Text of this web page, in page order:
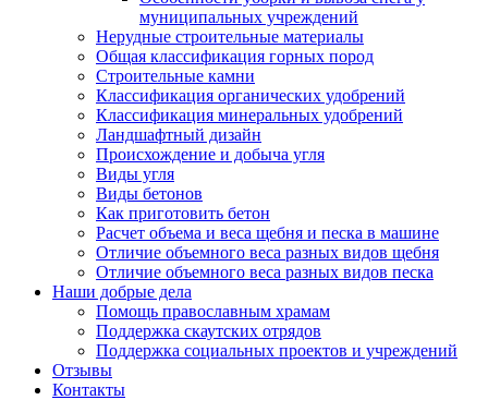
муниципальных учреждений
Нерудные строительные материалы
Общая классификация горных пород
Строительные камни
Классификация органических удобрений
Классификация минеральных удобрений
Ландшафтный дизайн
Происхождение и добыча угля
Виды угля
Виды бетонов
Как приготовить бетон
Расчет объема и веса щебня и песка в машине
Отличие объемного веса разных видов щебня
Отличие объемного веса разных видов песка
Наши добрые дела
Помощь православным храмам
Поддержка скаутских отрядов
Поддержка социальных проектов и учреждений
Отзывы
Контакты